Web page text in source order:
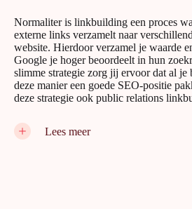
Normaliter is linkbuilding een proces
externe links verzamelt naar
website. Hierdoor verzamel je waarde
Google je hoger beoordeelt in hun
slimme strategie zorg jij ervoor dat al je
deze manier een goede SEO-positie
deze strategie ook public relations
Met PR linkbuilding doe je in principe
reguliere
Lees meer